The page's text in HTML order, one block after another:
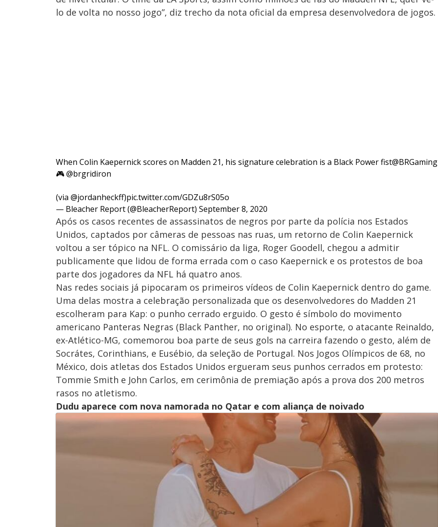
lo de volta no nosso jogo”, diz trecho da nota oficial da empresa desenvolvedora de jogos.
When Colin Kaepernick scores on Madden 21, his signature celebration is a Black Power fist@BRGaming
🎮@brgridiron
(via @jordanheckff)pic.twitter.com/GDZu8rS05o
— Bleacher Report (@BleacherReport) September 8, 2020
Após os casos recentes de assassinatos de negros por parte da polícia nos Estados
Unidos, captados por câmeras de pessoas nas ruas, um retorno de Colin Kaepernick
voltou a ser tópico na NFL. O comissário da liga, Roger Goodell, chegou a admitir
publicamente que lidou de forma errada com o caso Kaepernick e os protestos de boa
parte dos jogadores da NFL há quatro anos.
Nas redes sociais já pipocaram os primeiros vídeos de Colin Kaepernick dentro do game.
Uma delas mostra a celebração personalizada que os desenvolvedores do Madden 21
escolheram para Kap: o punho cerrado erguido. O gesto é símbolo do movimento
americano Panteras Negras (Black Panther, no original). No esporte, o atacante Reinaldo,
ex-Atlético-MG, comemorou boa parte de seus gols na carreira fazendo o gesto, além de
Socrátes, Corinthians, e Eusébio, da seleção de Portugal. Nos Jogos Olímpicos de 68, no
México, dois atletas dos Estados Unidos ergueram seus punhos cerrados em protesto:
Tommie Smith e John Carlos, em cerimônia de premiação após a prova dos 200 metros
rasos no atletismo.
Dudu aparece com nova namorada no Qatar e com aliança de noivado